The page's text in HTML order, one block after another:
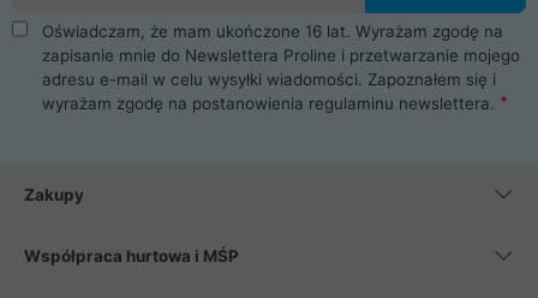
Oświadczam, że mam ukończone 16 lat. Wyrażam zgodę na
zapisanie mnie do Newslettera Proline i przetwarzanie mojego
adresu e-mail w celu wysyłki wiadomości. Zapoznałem się i
wyrażam zgodę na postanowienia regulaminu newslettera.
Zakupy
Współpraca hurtowa i MŚP